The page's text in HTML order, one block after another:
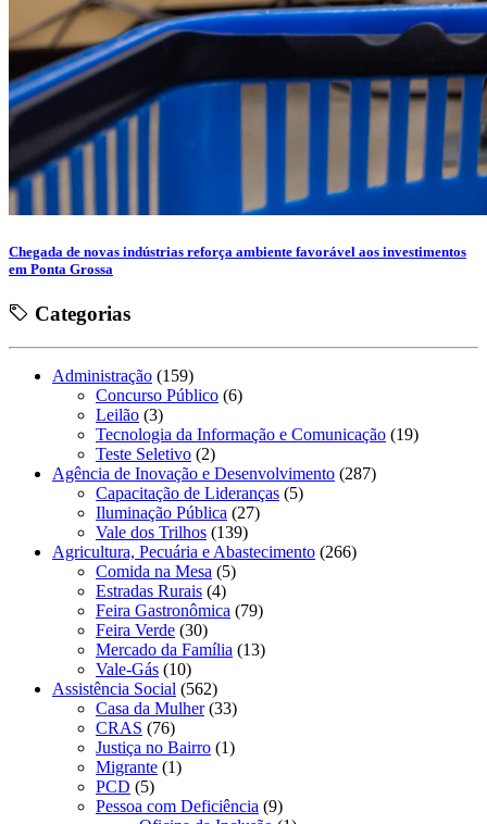
Chegada de novas indústrias reforça ambiente favorável aos investimentos
em Ponta Grossa
Categorias
Administração (159)
Concurso Público (6)
Leilão (3)
Tecnologia da Informação e Comunicação (19)
Teste Seletivo (2)
Agência de Inovação e Desenvolvimento (287)
Capacitação de Lideranças (5)
Iluminação Pública (27)
Vale dos Trilhos (139)
Agricultura, Pecuária e Abastecimento (266)
Comida na Mesa (5)
Estradas Rurais (4)
Feira Gastronômica (79)
Feira Verde (30)
Mercado da Família (13)
Vale-Gás (10)
Assistência Social (562)
Casa da Mulher(33)
CRAS (76)
Justiça no Bairro (1)
Migrante (1)
PCD (5)
Pessoa com Deficiência (9)